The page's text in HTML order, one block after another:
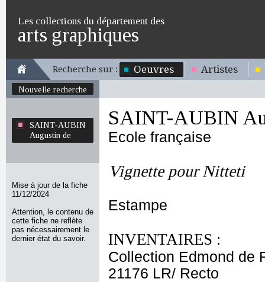
Les collections du département des
arts graphiques
Recherche sur : Oeuvres Artistes
Nouvelle recherche
SAINT-AUBIN
Augustin de
Mise à jour de la fiche
11/12/2024
Attention, le contenu de
cette fiche ne reflète
pas nécessairement le
dernier état du savoir.
SAINT-AUBIN
Ecole française
Vignette pour Nitteti
Estampe
INVENTAIRES :
Collection Edmond de
21176 LR/ Recto